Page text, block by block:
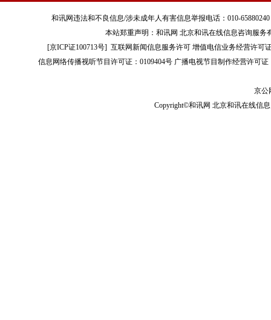
和讯网违法和不良信息/涉未成年人有害信息举报电话：010-
本站郑重声明：和讯网 北京和讯在线信息咨询服
[京ICP证100713号]互联网新闻信息服务许可 增值电信业务经营许可
信息网络传播视听节目许可证：0109404号 广播电视节目制作经营许可证
京公
Copyright©和讯网 北京和讯在线信